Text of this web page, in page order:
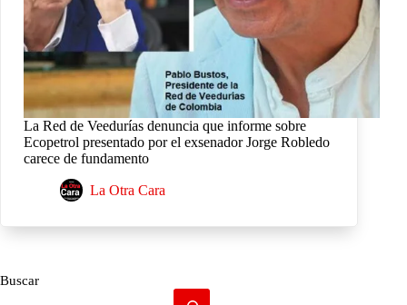
La Red de Veedurías denuncia que informe sobre
Ecopetrol presentado por el exsenador Jorge Robledo
carece de fundamento
La Otra Cara
Buscar